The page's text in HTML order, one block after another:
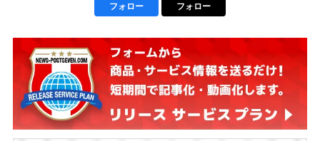
フォロー フォロー